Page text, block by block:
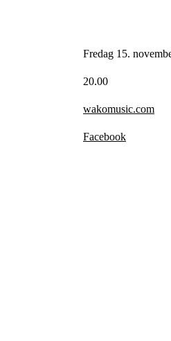
Fredag 15.
20.00
wakomusic.com
Facebook